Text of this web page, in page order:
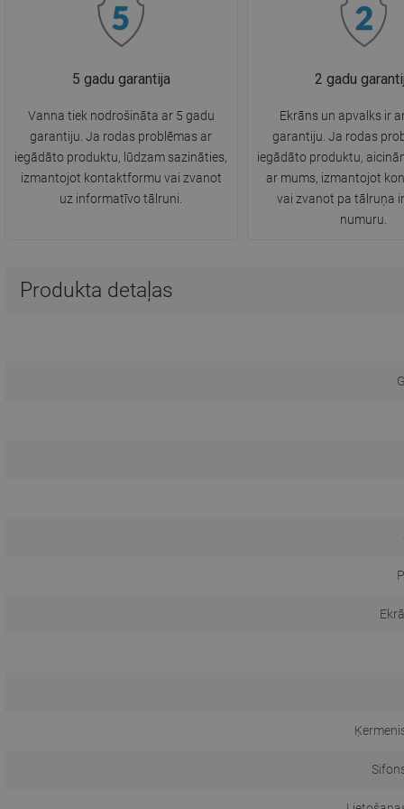
5 gadu garantija
Vanna tiek nodrošināta ar 5 gadu
garantiju. Ja rodas problēmas ar
iegādāto produktu, lūdzam sazināties,
izmantojot kontaktformu vai zvanot
uz informatīvo tālruni.
2 gadu
Ekrāns un apvalks ir
garantiju. Ja rodas
iegādāto produktu,
ar mums, izmantojot
vai zvanot pa tālruņa
numuru.
Produkta detaļas